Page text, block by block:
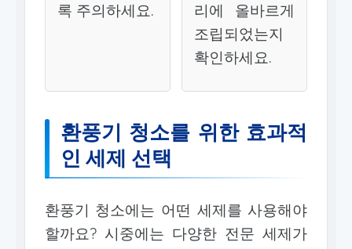
록 주의하세요.
리에 올바르게
조립되었는지
확인하세요.
환풍기 청소를 위한 효과적
인 세제 선택
환풍기 청소에는 어떤 세제를 사용해야
할까요? 시중에는 다양한 전문 세제가